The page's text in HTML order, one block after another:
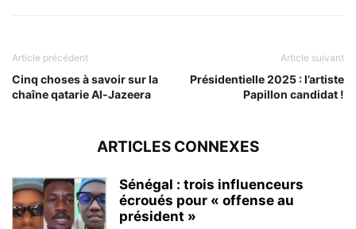
Article précédent
Cinq choses à savoir sur la
chaîne qatarie Al-Jazeera
Article suivant
Présidentielle 2025 : l’artiste
Papillon candidat !
ARTICLES CONNEXES
Sénégal : trois influenceurs
écroués pour « offense au
président »